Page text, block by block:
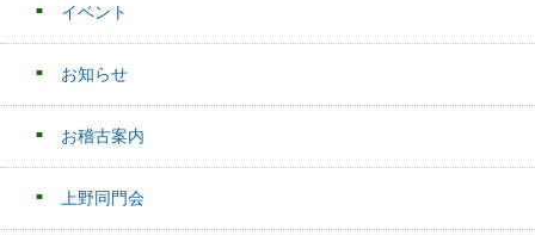
イベント
お知らせ
お稽古案内
上野同門会